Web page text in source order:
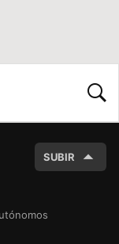
SUBIR